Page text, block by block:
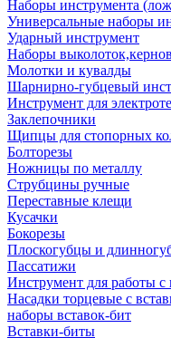
Наборы инструмента
Универсальные наборы
Ударный инструмент
Наборы
Молотки и кувалды
Шарнирно-губцевый
Инструмент для
Заклепочники
Щипцы для стопорных
Болторезы
Ножницы по металлу
Струбцины ручные
Переставные клещи
Кусачки
Бокорезы
Плоскогубцы и
Пассатижи
Инструмент для работы
Насадки торцевые с
наборы вставок-бит
Вставки-биты